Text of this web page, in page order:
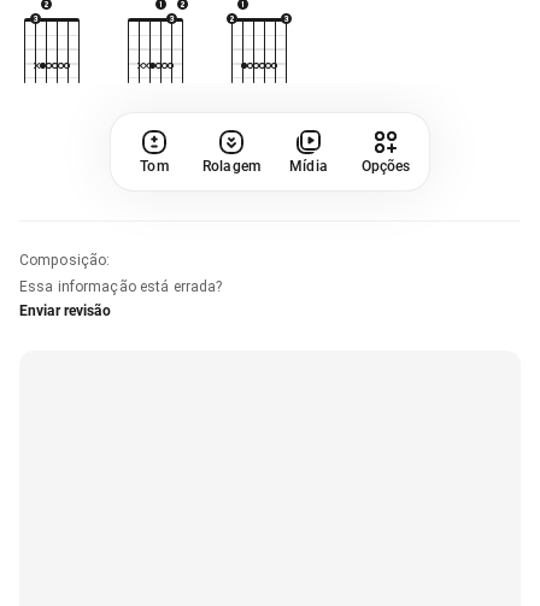
Tom Rolagem Mídia Opções
Composição:
Essa informação está errada?
Enviar revisão